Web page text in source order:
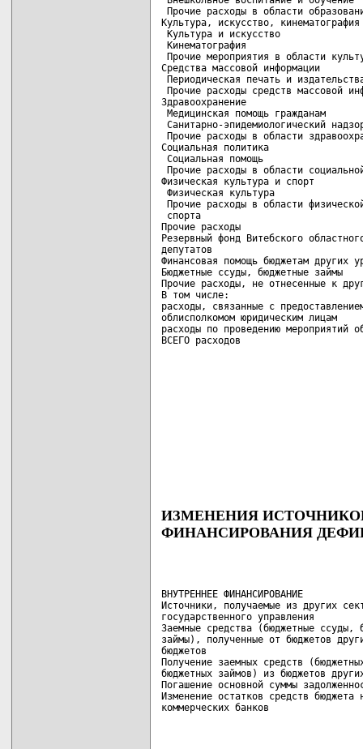
Прочие расходы в области
Культура, искусство,
Культура и искусство
Кинематография
Прочие мероприятия в области
Средства массовой информации
Периодическая печать и
Прочие расходы средств
Здравоохранение
Медицинская помощь
Санитарно-
Прочие расходы в области
Социальная политика
Социальная помощь
Прочие расходы в области
Физическая культура и
Физическая культура
Прочие расходы в области
спорта
Прочие расходы
Резервный фонд Витебского
депутатов
Финансовая помощь бюджетам
Бюджетные ссуды, бюджетные
Прочие расходы, не отнесенные к
В том числе:
расходы, связанные с
облисполкомом юридическим
расходы по проведению
ВСЕГО расходов
ИЗМЕНЕНИЯ
ФИНАНСИРОВАНИЯ
ВНУТРЕННЕЕ ФИНАНСИРОВАНИЕ
Источники, получаемые из других
государственного
Заемные средства (бюджетные ссуды,
займы), полученные от бюджетов
бюджетов
Получение заемных средств
бюджетных займов) из бюджетов
Погашение основной суммы
Изменение остатков средств бюджета
коммерческих банков